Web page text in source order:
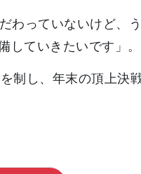
わっていないけど、
していきたいです」。
制し、年末の頂上決